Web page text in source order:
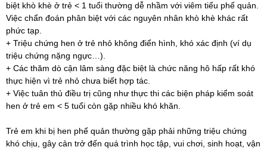
biệt khò khè ở trẻ < 1 tuổi thường dễ nhầm với viêm tiểu phế quản.
Việc chẩn đoán phân biệt với các nguyên nhân khò khè khác rất
phức tạp.
+ Triệu chứng hen ở trẻ nhỏ không điển hình, khó xác định (ví dụ
triệu chứng nặng ngực…).
+ Các thăm dò cận lâm sàng đặc biệt là chức năng hô hấp rất khó
thực hiện vì trẻ nhỏ chưa biết hợp tác.
+ Việc tuân thủ điều trị cũng như thực thi các biện pháp kiểm soát
hen ở trẻ em < 5 tuổi còn gặp nhiều khó khăn.
Trẻ em khi bị hen phế quản thường gặp phải những triệu chứng
khó chịu, gây cản trở đến quá trình học tập, vui chơi, sinh hoạt, vận